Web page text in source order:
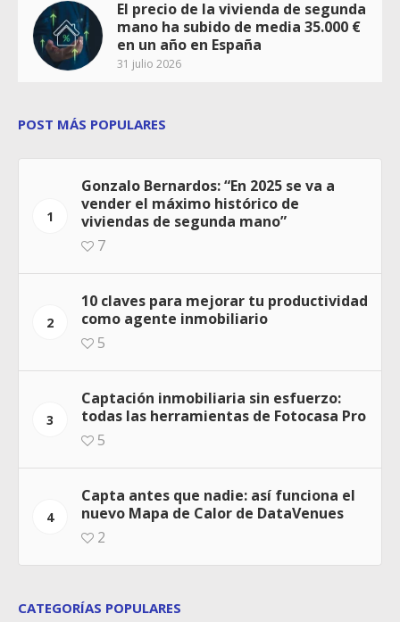
El precio de la vivienda de segunda
mano ha subido de media 35.000 €
en un año en España
31 julio 2026
POST MÁS POPULARES
1
Gonzalo Bernardos: “En 2025 se va a
vender el máximo histórico de
viviendas de segunda mano”
7
2
10 claves para mejorar tu productividad
como agente inmobiliario
5
3
Captación inmobiliaria sin esfuerzo:
todas las herramientas de Fotocasa Pro
5
4
Capta antes que nadie: así funciona el
nuevo Mapa de Calor de DataVenues
2
CATEGORÍAS POPULARES